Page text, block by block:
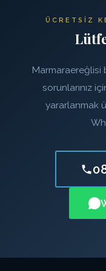
ÜCRETSIZ
sorunlarınız
yararlanmak